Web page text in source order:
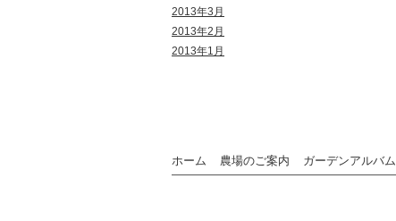
2013年3月
2013年2月
2013年1月
ホーム 農場のご案内 ガーデンアルバム